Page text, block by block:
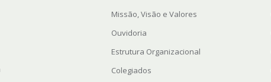
Missão, Visão e Valores
Ouvidoria
Estrutura Organizacional
Colegiados